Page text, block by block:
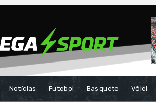
Notícias Futebol Basquete Vôlei